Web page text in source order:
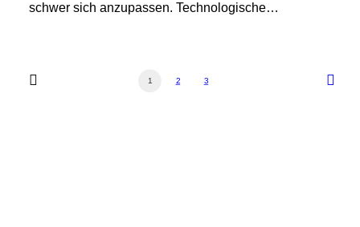
schwer sich anzupassen. Technologische…
1 2 3